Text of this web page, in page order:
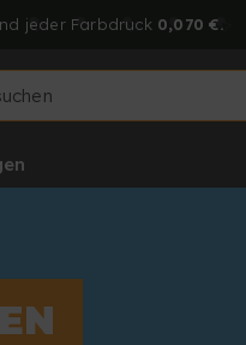
jeder Farbdruck 0,070 €.